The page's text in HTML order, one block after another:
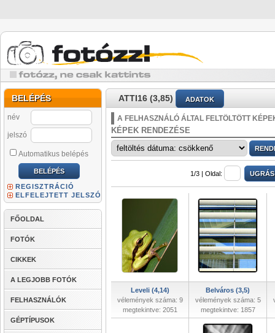
BELÉPÉS
név
jelszó
Automatikus belépés
REGISZTRÁCIÓ
ELFELEJTETT JELSZÓ
FŐOLDAL
FOTÓK
CIKKEK
A LEGJOBB FOTÓK
FELHASZNÁLÓK
GÉPTÍPUSOK
ATTI16 (3,85) ADATOK
A FELHASZNÁLÓ ÁLTAL FELTÖLTÖTT
KÉPEK RENDEZÉSE
1/3 | Oldal:
Leveli (4,14)
vélemények száma: 9
megtekintve: 2051
Belváros (3,5)
vélemények száma: 5
megtekintve: 1857